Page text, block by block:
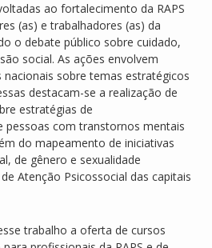
ao fortalecimento da RAPS
(as) e trabalhadores (as) da
o debate público sobre cuidado,
social. As ações envolvem
sobre temas estratégicos
destacam-se a realização de
estratégias de
pessoas com transtornos mentais
do mapeamento de iniciativas
de gênero e sexualidade
Atenção Psicossocial das capitais
trabalho a oferta de cursos